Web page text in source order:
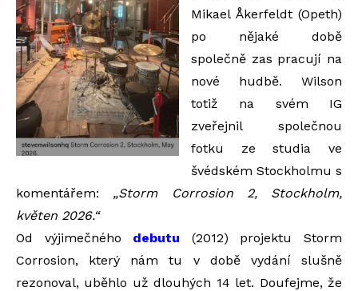
Mikael Åkerfeldt (Opeth)
po nějaké době
společně zas pracují na
nové hudbě. Wilson
totiž na svém IG
zveřejnil společnou
fotku zestudia
ve
švédském Stockholmu s
komentářem: „Storm Corrosion 2, Stockholm,
květen 2026.“
Od výjimečného debutu (2012) projektu Storm
Corrosion, který nám tu v době vydání slušně
rezonoval, uběhlo už dlouhých 14 let. Doufejme, že